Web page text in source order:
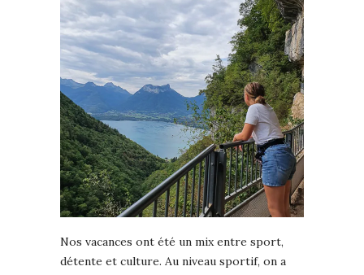
Nos vacances ont été un mix entre sport,
détente et culture. Au niveau sportif, on a